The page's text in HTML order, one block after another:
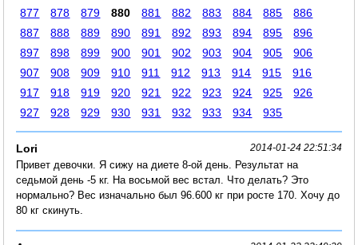
877
878 879 880 881 882 883 884 885
886
887
888 889 890 891 892 893 894 895
896
897
898 899 900 901 902 903 904 905
906
907
908 909 910 911 912 913 914 915
916
917
918 919 920 921 922 923 924 925
926
927
928 929 930 931 932 933 934 935
Lori 2014-01-24 22:51:34
Привет девочки. Я сижу на диете 8-ой день. Результат на
седьмой день -5 кг. На восьмой вес встал. Что делать? Это
нормально? Вес изначально был 96.600 кг при росте 170. Хочу до
80 кг скинуть.